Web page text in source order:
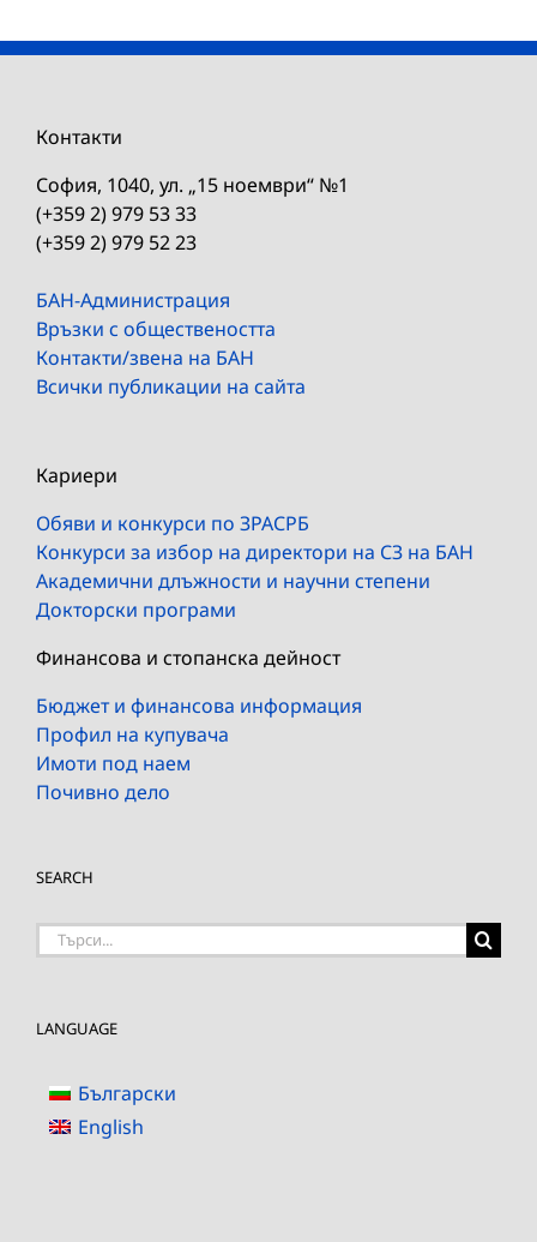
Контакти
София, 1040, ул. „15 ноември“ №1
(+359 2) 979 53 33
(+359 2) 979 52 23
БАН-Администрация
Връзки с обществеността
Контакти/звена на БАН
Всички публикации на сайта
Кариери
Обяви и конкурси по ЗРАСРБ
Конкурси за избор на директори на СЗ на БАН
Академични длъжности и научни степени
Докторски програми
Финансова и стопанска дейност
Бюджет и финансова информация
Профил на купувача
Имоти под наем
Почивно дело
SEARCH
Търсене
LANGUAGE
Български
English